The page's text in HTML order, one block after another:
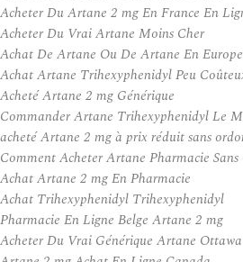
Acheter Du Artane 2 mg En France En
Acheter Du Vrai Artane Moins Cher
Achat De Artane Ou De Artane En Europe
Achat Artane Trihexyphenidyl Peu
Acheté Artane 2 mg Générique
Commander Artane Trihexyphenidyl Le
acheté Artane 2 mg à prix réduit sans
Comment Acheter Artane Pharmacie
Achat Artane 2 mg En Pharmacie
Achat Trihexyphenidyl Trihexyphenidyl
Pharmacie En Ligne Belge Artane 2 mg
Acheter Du Vrai Générique Artane Ottawa